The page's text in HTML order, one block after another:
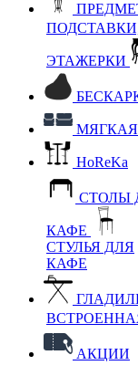
ЭТАЖЕРКИ
HoReKa
СТОЛЫ
КАФЕ
СТУЛЬЯ ДЛЯ
КАФЕ
АКЦИИ